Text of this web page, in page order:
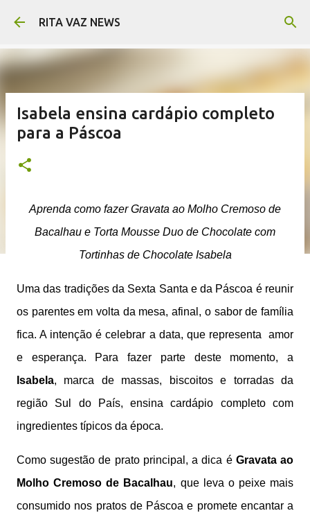
Pular para o conteúdo principal
RITA VAZ NEWS
Isabela ensina cardápio completo
para a Páscoa
Aprenda como fazer Gravata ao Molho Cremoso de
Bacalhau e Torta Mousse Duo de Chocolate com
Tortinhas de Chocolate Isabela
Uma das tradições da Sexta Santa e da Páscoa é reunir
os parentes em volta da mesa, afinal, o sabor de família
fica. A intenção é celebrar a data, que representa amor
e esperança. Para fazer parte deste momento, a
Isabela, marca de massas, biscoitos e torradas da
região Sul do País, ensina cardápio completo com
ingredientes típicos da época.
Como sugestão de prato principal, a dica é Gravata ao
Molho Cremoso de Bacalhau, que leva o peixe mais
consumido nos pratos de Páscoa e promete encantar a